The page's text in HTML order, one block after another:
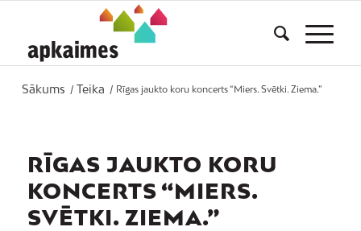
Sākums / Teika / Rīgas jaukto koru koncerts “Miers. Svētki. Ziema.”
RĪGAS JAUKTO KORU
KONCERTS “MIERS.
SVĒTKI. ZIEMA.”